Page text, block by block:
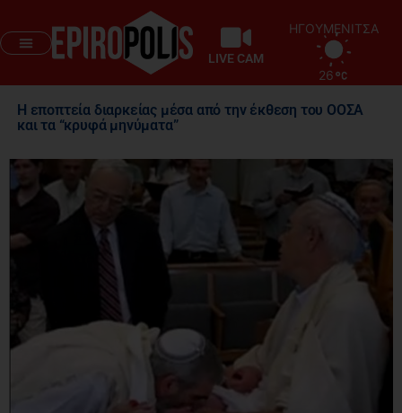
LIVE CAM
ΗΓΟΥΜΕΝΙΤΣΑ
26
Η εποπτεία διαρκείας μέσα από την έκθεση του ΟΟΣΑ
και τα “κρυφά μηνύματα”